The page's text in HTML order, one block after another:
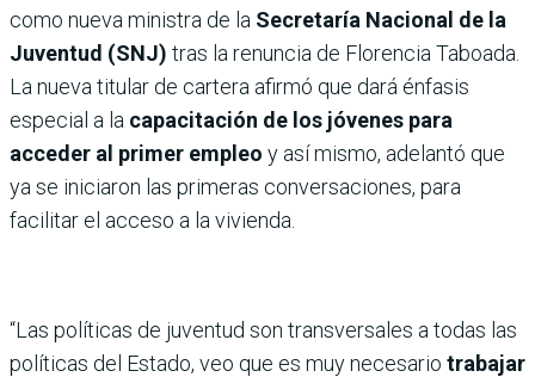
como nueva ministra de la Secretaría Nacional de la
Juventud (SNJ) tras la renuncia de Florencia Taboada.
La nueva titular de cartera afirmó que dará énfasis
especial a la capacitación de los jóvenes para
acceder al primer empleo y así mismo, adelantó que
ya se iniciaron las primeras conversaciones, para
facilitar el acceso a la vivienda.
“Las políticas de juventud son transversales a todas las
políticas del Estado, veo que es muy necesario trabajar